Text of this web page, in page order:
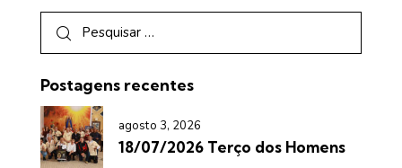
Postagens recentes
agosto 3, 2026
18/07/2026 Terço dos Homens